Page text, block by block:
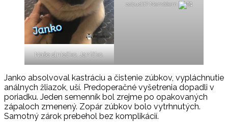
Naše slniečko, Janíčko.
zobudiť? Nemôžem
Janko absolvoval kastráciu a čistenie zúbkov, vypláchnutie
análnych žliazok, uší. Predoperačné vyšetrenia dopadli v
poriadku. Jeden semenník bol zrejme po opakovaných
zápaloch zmenený. Zopár zúbkov bolo vytrhnutých.
Samotný zárok prebehol bez komplikácií.